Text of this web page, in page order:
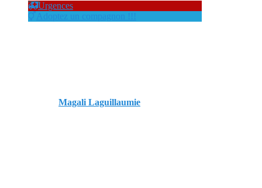
Urgences
Adoptez un compagnon !!!
Magali Laguillaumie